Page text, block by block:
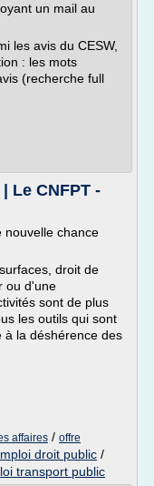
un mail au
les avis du CESW,
: les mots
(recherche full
Le CNFPT -
nouvelle chance
droit de
ou d'une
sont de plus
les outils qui sont
à la déshérence des
affaires / offre
droit public /
transport public